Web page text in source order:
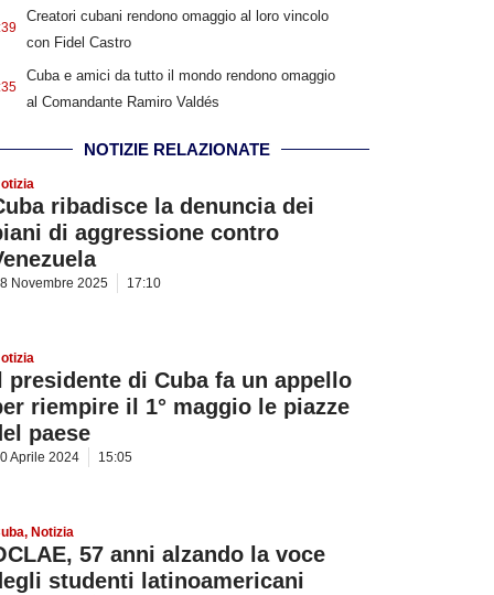
Creatori cubani rendono omaggio al loro vincolo
con Fidel Castro
Cuba e amici da tutto il mondo rendono omaggio
al Comandante Ramiro Valdés
NOTIZIE RELAZIONATE
ribadisce la denuncia dei
di aggressione contro
Novembre 2025 17:10
presidente di Cuba fa un appello
riempire il 1° maggio le piazze
paese
Aprile 2024 15:05
, Notizia
57 anni alzando la voce
studenti latinoamericani